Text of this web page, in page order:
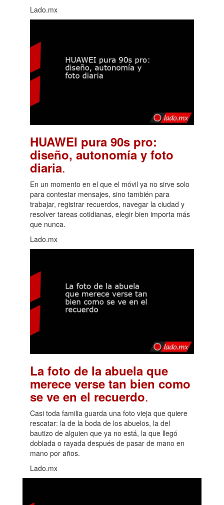
Lado.mx
HUAWEI pura 90s pro:
diseño, autonomía y foto
diaria.
En un momento en el que el móvil ya no sirve solo
para contestar mensajes, sino también para
trabajar, registrar recuerdos, navegar la ciudad y
resolver tareas cotidianas, elegir bien importa más
que nunca.
Lado.mx
La foto de la abuela que
merece verse tan bien como
se ve en el recuerdo.
Casi toda familia guarda una foto vieja que quiere
rescatar: la de la boda de los abuelos, la del
bautizo de alguien que ya no está, la que llegó
doblada o rayada después de pasar de mano en
mano por años.
Lado.mx